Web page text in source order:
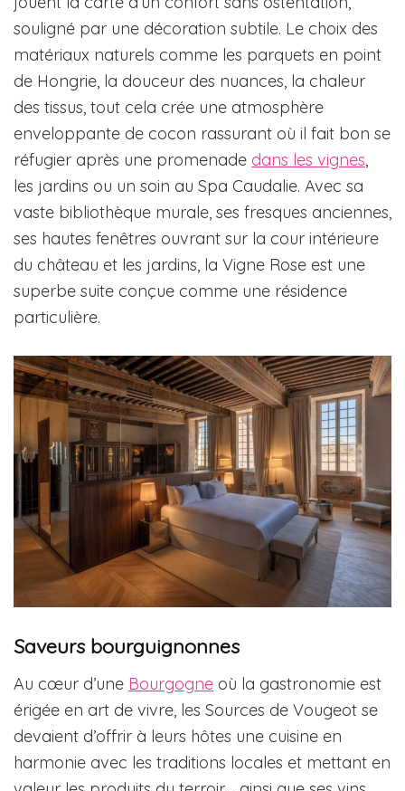
souligné par une décoration subtile. Le choix des
matériaux naturels comme les parquets en point
de Hongrie, la douceur des nuances, la chaleur
des tissus, tout cela crée une atmosphère
enveloppante de cocon rassurant où il fait bon se
réfugier après une promenade dans les vignes
les jardins ou un soin au Spa Caudalie. Avec sa
vaste bibliothèque murale, ses fresques anciennes,
ses hautes fenêtres ouvrant sur la cour intérieure
du château et les jardins, la Vigne Rose est une
superbe suite conçue comme une résidence
particulière.
Saveurs bourguignonnes
Au cœur d’une Bourgogne où la gastronomie est
érigée en art de vivre, les Sources de Vougeot se
devaient d’offrir à leurs hôtes une cuisine en
harmonie avec les traditions locales et mettant en